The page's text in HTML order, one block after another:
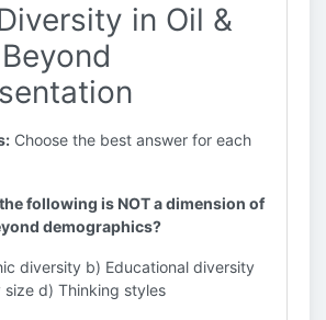
in Oil &
Choose the best answer for each
following is NOT a dimension of
demographics?
diversity b) Educational diversity
size d) Thinking styles